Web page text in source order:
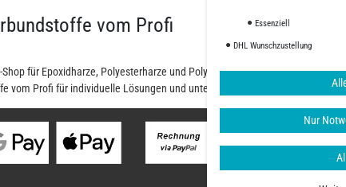
vom Profi
Shop für Epoxidharze, Polyesterharze und Polyurethanharze und einer
vom Profi für individuelle Lösungen und unterschiedliche Ansprüche,
Essenziell
DHL Wunschzustellung
Nur